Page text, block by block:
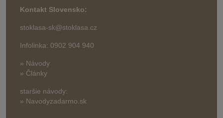
Kontakt Slovensko:
stoklasa-sk@stoklasa.cz
Infolinka: 0902 904 940
» Návody
» Články
staršie návody:
» Navodyzadarmo.sk